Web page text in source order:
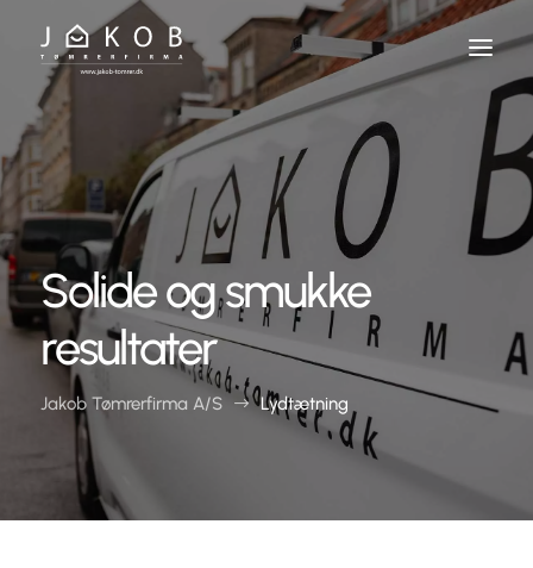
Content
Solide og smukke
resultater
Jakob Tømrerfirma A/S $ Lydtætning